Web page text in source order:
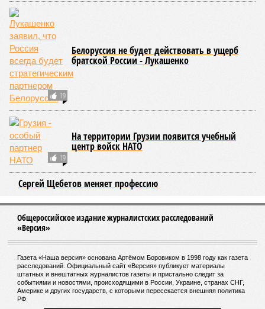
(AIRI).
Интересно, что некоторые ткани нашего организма более
устойчивы к соматическим мутациям, чем другие. В
частности, клетки печени: они с радостью заменят старые,
процветая бесконечно долго. С другой стороны, клетки
миокарда (среднего слоя сердечной мышцы) и нейроны
(клетки головного мозга) гораздо более подвержены
мутациям: если их функция деления и размножения
утрачена, восстановить её невозможно. Когда они
перестают функционировать, отказывают сердце и мозг,
что, разумеется, приводит к смерти. Авторы исследования
называют эти типы клеток «критическими точками
ограничения продолжительности жизни».
Причина ясна, но будущее в тумане
Получается, что бедная несчастная печень, вынужденная
переваривать вредную пищу и прочий алкоголь на
ежедневной основе, могла бы прожить десятки тысяч лет!
А вот мозг, от которого эта печень полностью зависит, – нет.
нейронов сокращает среднюю продолжительность жизни
до 194 лет, а повреждение клеток сердечной мышцы – до
208 лет. Эти результаты заставляют усомниться в мечтах
энтузиастов долголетия, таких как биохакер Брайан